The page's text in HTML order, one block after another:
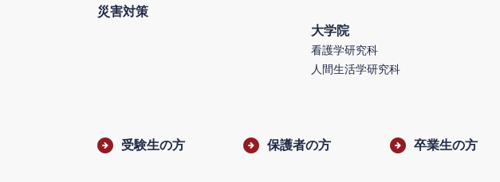
災害対策
大学院
看護学研究科
人間生活学研究科
受験生の方 保護者の方 卒業生の方